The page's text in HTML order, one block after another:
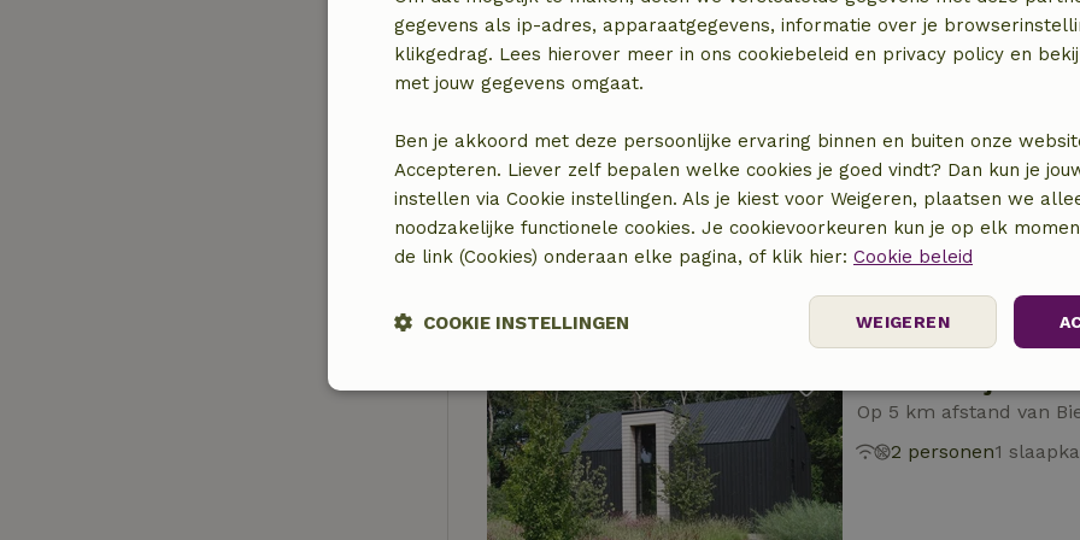
Op 5 km afstand van
4 personen2
Op 5 km afstand van
2 personen1
gegevens als ip-adres, apparaatgegevens, informatie over je
klikgedrag. Lees hierover meer in ons cookiebeleid en privacy policy en
met jouw gegevens omgaat.
Ben je akkoord met deze persoonlijke ervaring binnen en buiten onze
Accepteren. Liever zelf bepalen welke cookies je goed vindt? Dan kun je
instellen via Cookie instellingen. Als je kiest voor Weigeren, plaatsen we
noodzakelijke functionele cookies. Je cookievoorkeuren kun je op elk
de link (Cookies) onderaan elke pagina, of klik hier: Cookie beleid
WEIGEREN
COOKIE INSTELLINGEN
Strikt
noodzakelijk
Prestatie Targeting Functioneel